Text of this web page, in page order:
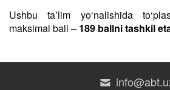
Ushbu taʼlim yo‘nalishida
maksimal ball – 189 ballni tashkil